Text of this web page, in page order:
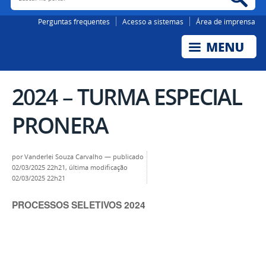
Perguntas frequentes Acesso a sistemas Área de imprensa
2024 – TURMA ESPECIAL
PRONERA
porVanderlei Souza Carvalho — publicado
02/03/2025 22h21, última modificação
02/03/2025 22h21
PROCESSOS SELETIVOS 2024